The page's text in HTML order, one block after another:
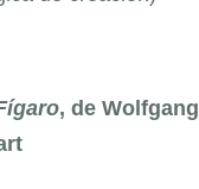
, de Wolfgang